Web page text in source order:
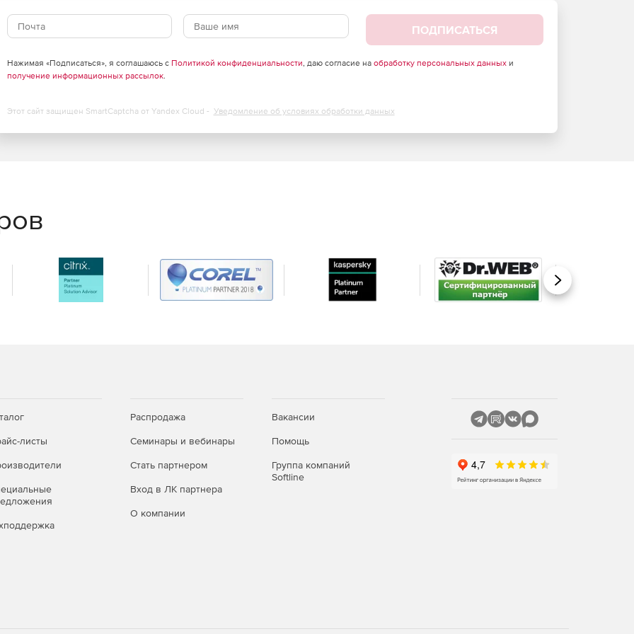
моноблоков PRO AP272P обеспечивает
данных от несанкционированного доступа.
продукции выражается в тщательном
как среднее время безотказной работы (MTBF)
обладают превосходными потребительскими
именно такой, какой ее хотели представить
ПОДПИСАТЬСЯ
Нажимая «Подписаться», я соглашаюсь с Политикой конфиденциальности, даю согласие на обработку персональных данныхи
получение информационных рассылок.
Этот сайт защищен SmartCaptcha от Yandex Cloud - Уведомление об условиях обработки данных
Вперед
листы
Распродажа
Семинары и вебинары
Стать партнером
Вход в ЛК партнера
О компании
Вакансии
Помощь
Группа компаний
Softline